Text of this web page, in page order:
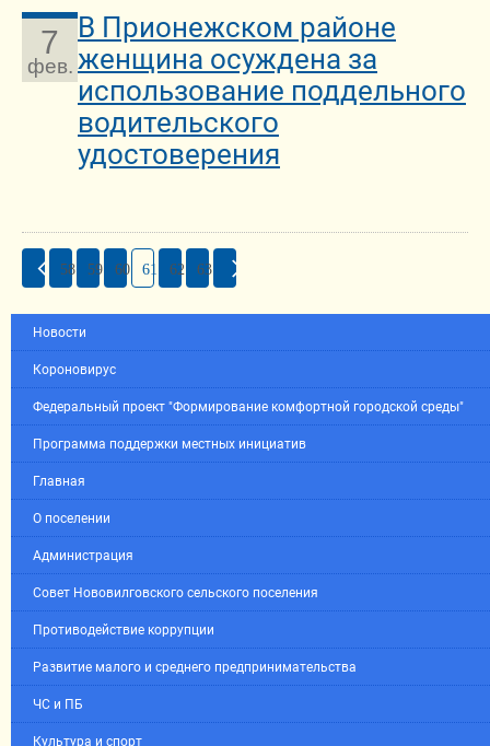
7
фев.
В Прионежском районе
женщина осуждена за
использование поддельного
водительского
удостоверения
58 59 60 61 62 63
Новости
Короновирус
Федеральный проект "Формирование комфортной городской среды"
Программа поддержки местных инициатив
Главная
О поселении
Администрация
Совет Нововилговского сельского поселения
Противодействие коррупции
Развитие малого и среднего предпринимательства
ЧС и ПБ
Культура и спорт